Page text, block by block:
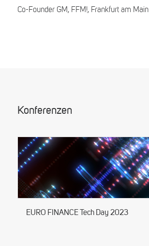
Co-Founder GM, FFM!, Frankfurt am Main
Konferenzen
EURO FINANCE Tech Day 2023